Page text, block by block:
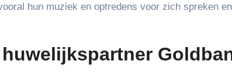
hun muziek en optredens voor zich spreken